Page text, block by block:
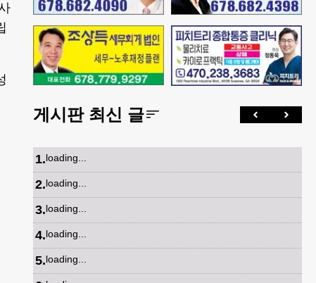
게시판 최신 글
1.loading...
2.loading...
3.loading...
4.loading...
5.loading...